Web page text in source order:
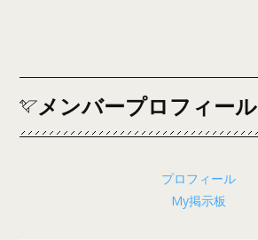
メンバープロフィール
プロフィール
My掲示板